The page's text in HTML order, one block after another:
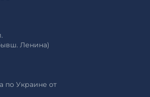
Ленина)
по Украине от